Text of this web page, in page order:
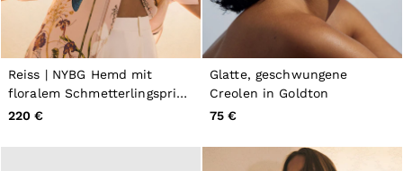
Reiss | NYBG Hemd mit
floralem Schmetterlingsprint
in Blassrosa
220 €
Glatte, geschwungene
Creolen in Goldton
75 €